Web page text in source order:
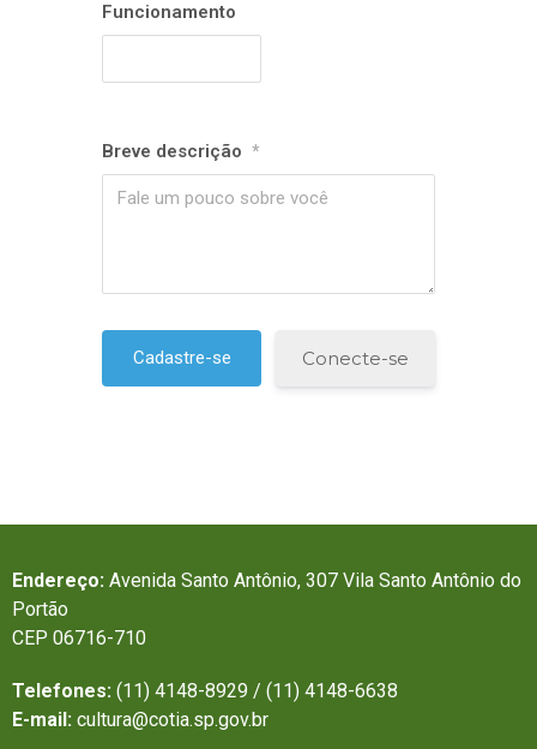
Funcionamento
Breve descrição *
Conecte-se
Endereço: Avenida Santo Antônio, 307 Vila Santo Antônio do
Portão
CEP 06716-710
Telefones: (11) 4148-8929 / (11) 4148-6638
E-mail: cultura@cotia.sp.gov.br